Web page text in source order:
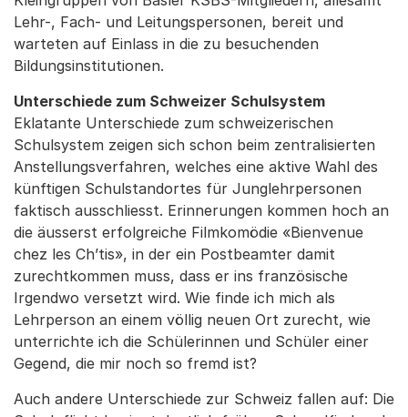
Lehr-, Fach- und Leitungspersonen, bereit und
warteten auf Einlass in die zu besuchenden
Bildungsinstitutionen.
Unterschiede zum Schweizer Schulsystem
Eklatante Unterschiede zum schweizerischen
Schulsystem zeigen sich schon beim zentralisierten
Anstellungsverfahren, welches eine aktive Wahl des
künftigen Schulstandortes für Junglehrpersonen
faktisch ausschliesst. Erinnerungen kommen hoch an
die äusserst erfolgreiche Filmkomödie «Bienvenue
chez les Ch’tis», in der ein Postbeamter damit
zurechtkommen muss, dass er ins französische
Irgendwo versetzt wird. Wie finde ich mich als
Lehrperson an einem völlig neuen Ort zurecht, wie
unterrichte ich die Schülerinnen und Schüler einer
Gegend, die mir noch so fremd ist?
Auch andere Unterschiede zur Schweiz fallen auf: Die